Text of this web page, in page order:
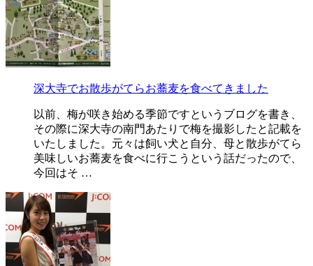
深大寺でお散歩がてらお蕎麦を食べてきました
以前、梅が咲き始める季節ですというブログを書き、
その際に深大寺の南門あたりで梅を撮影したと記載を
いたしました。元々は飼い犬と自分、母と散歩がてら
美味しいお蕎麦を食べに行こうという話だったので、
今回はそ …